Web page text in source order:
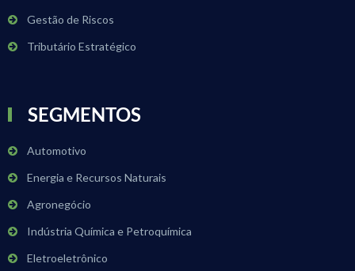
Gestão de Riscos
Tributário Estratégico
SEGMENTOS
Automotivo
Energia e Recursos Naturais
Agronegócio
Indústria Química e Petroquímica
Eletroeletrônico